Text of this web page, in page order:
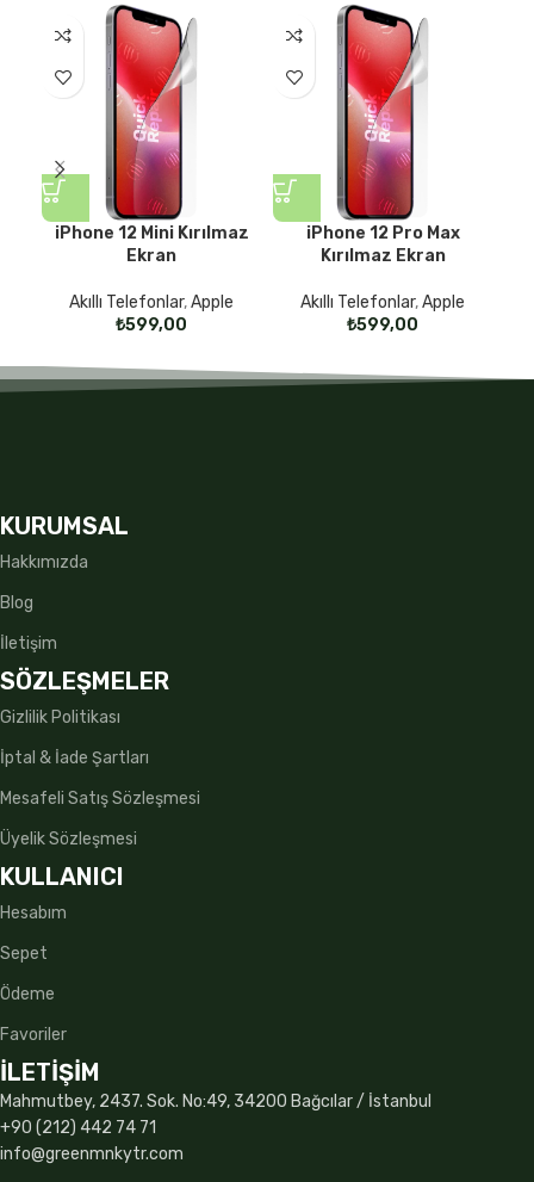
iPhone 12 Mini Kırılmaz
Ekran
Akıllı Telefonlar,Apple
₺
iPhone 12 Pro Max
Kırılmaz Ekran
Akıllı Telefonlar,Apple
₺
KURUMSAL
Hakkımızda
Blog
İletişim
SÖZLEŞMELER
Gizlilik Politikası
İptal & İade Şartları
Mesafeli Satış Sözleşmesi
Üyelik Sözleşmesi
KULLANICI
Hesabım
Sepet
Ödeme
Favoriler
İLETİŞİM
Mahmutbey, 2437. Sok. No:49, 34200 Bağcılar / İstanbul
+90 (212) 442 74 71
info@greenmnkytr.com